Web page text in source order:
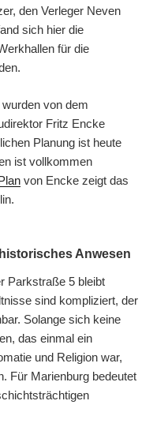
den Verleger Neven
sich hier die
für die
von dem
Fritz Encke
Planung ist heute
ist vollkommen
von Encke zeigt das
Anwesen
Parkstraße 5 bleibt
sind kompliziert, der
Solange sich keine
das einmal ein
und Religion war,
Für Marienburg bedeutet